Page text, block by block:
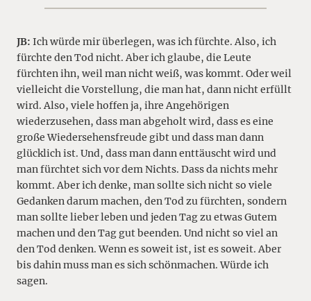
JB: Ich würde mir überlegen, was ich fürchte. Also, ich
fürchte den Tod nicht. Aber ich glaube, die Leute
fürchten ihn, weil man nicht weiß, was kommt. Oder weil
vielleicht die Vorstellung, die man hat, dann nicht erfüllt
wird. Also, viele hoffen ja, ihre Angehörigen
wiederzusehen, dass man abgeholt wird, dass es eine
große Wiedersehensfreude gibt und dass man dann
glücklich ist. Und, dass man dann enttäuscht wird und
man fürchtet sich vor dem Nichts. Dass da nichts mehr
kommt. Aber ich denke, man sollte sich nicht so viele
Gedanken darum machen, den Tod zu fürchten, sondern
man sollte lieber leben und jeden Tag zu etwas Gutem
machen und den Tag gut beenden. Und nicht so viel an
den Tod denken. Wenn es soweit ist, ist es soweit. Aber
bis dahin muss man es sich schönmachen. Würde ich
sagen.